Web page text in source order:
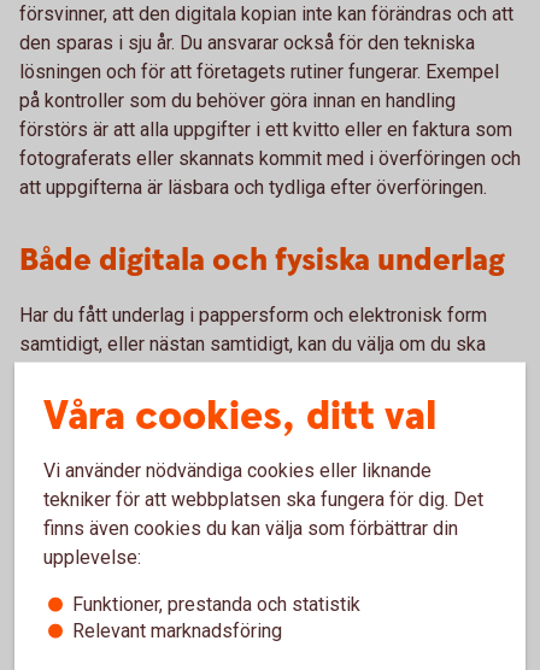
försvinner, att den digitala kopian inte kan förändras och att
den sparas i sju år. Du ansvarar också för den tekniska
lösningen och för att företagets rutiner fungerar. Exempel
på kontroller som du behöver göra innan en handling
förstörs är att alla uppgifter i ett kvitto eller en faktura som
fotograferats eller skannats kommit med i överföringen och
att uppgifterna är läsbara och tydliga efter överföringen.
Både digitala och fysiska underlag
Har du fått underlag i pappersform och elektronisk form
samtidigt, eller nästan samtidigt, kan du välja om du ska
spara det elektroniska underlaget kan du slänga
pappersversionen och vice versa. Det underlag du väljer att
behålla ska sparas i sju år.
Mer information finns i Bokföringsnämndens vägledning
BFNAR 2013:2.
Våra cookies, ditt val
Vi använder nödvändiga cookies eller liknande
tekniker för att webbplatsen ska fungera för dig. Det
finns även cookies du kan välja som förbättrar din
upplevelse:
Funktioner, prestanda och statistik
Relevant marknadsföring